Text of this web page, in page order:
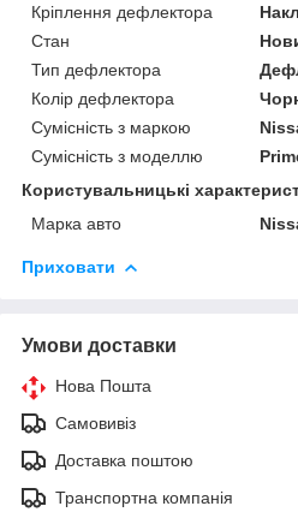
Кріплення дефлектора
Стан
Тип дефлектора
Колір дефлектора
Сумісність з маркою
Сумісність з моделлю
Користувальницькі
Марка авто
Приховати
Умови доставки
Нова Пошта
Самовивіз
Доставка поштою
Транспортна компанія